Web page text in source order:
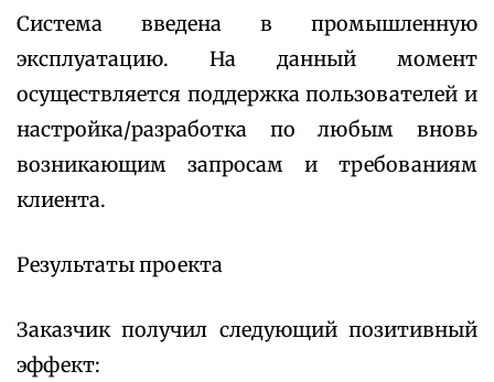
Система введена в промышленную
эксплуатацию. На данный момент
осуществляется поддержка пользователей и
настройка/разработка по любым вновь
возникающим запросам и требованиям
клиента.
Результаты проекта
Заказчик получил следующий позитивный
эффект: